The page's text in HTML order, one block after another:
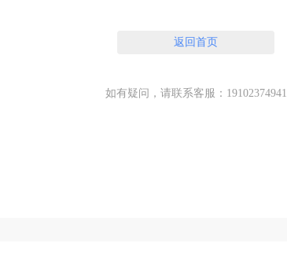
返回首页
如有疑问，请联系客服：19102374941